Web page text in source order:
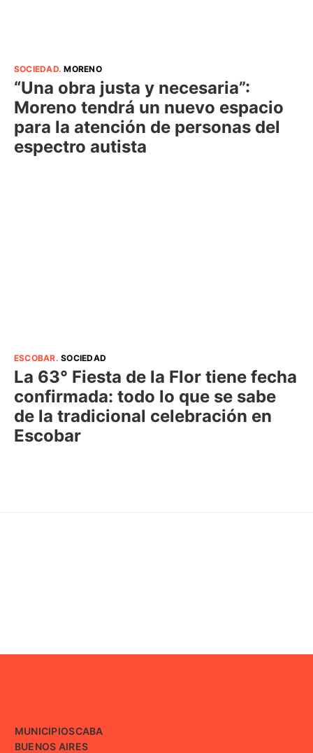
SOCIEDAD.MORENO
“Una obra justa y necesaria”:
Moreno tendrá un nuevo espacio
para la atención de personas del
espectro autista
ESCOBAR.SOCIEDAD
La 63° Fiesta de la Flor tiene fecha
confirmada: todo lo que se sabe
de la tradicional celebración en
Escobar
MUNICIPIOSCABA
BUENOS AIRES